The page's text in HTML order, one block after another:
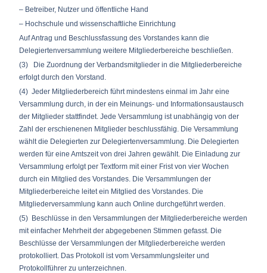
– Betreiber, Nutzer und öffentliche Hand
– Hochschule und wissenschaftliche Einrichtung
Auf Antrag und Beschlussfassung des Vorstandes kann die
Delegiertenversammlung weitere Mitgliederbereiche beschließen.
(3) Die Zuordnung der Verbandsmitglieder in die Mitgliederbereiche
erfolgt durch den Vorstand.
(4) Jeder Mitgliederbereich führt mindestens einmal im Jahr eine
Versammlung durch, in der ein Meinungs- und Informationsaustausch
der Mitglieder stattfindet. Jede Versammlung ist unabhängig von der
Zahl der erschienenen Mitglieder beschlussfähig. Die Versammlung
wählt die Delegierten zur Delegiertenversammlung. Die Delegierten
werden für eine Amtszeit von drei Jahren gewählt. Die Einladung zur
Versammlung erfolgt per Textform mit einer Frist von vier Wochen
durch ein Mitglied des Vorstandes. Die Versammlungen der
Mitgliederbereiche leitet ein Mitglied des Vorstandes. Die
Mitgliederversammlung kann auch Online durchgeführt werden.
(5) Beschlüsse in den Versammlungen der Mitgliederbereiche werden
mit einfacher Mehrheit der abgegebenen Stimmen gefasst. Die
Beschlüsse der Versammlungen der Mitgliederbereiche werden
protokolliert. Das Protokoll ist vom Versammlungsleiter und
Protokollführer zu unterzeichnen.